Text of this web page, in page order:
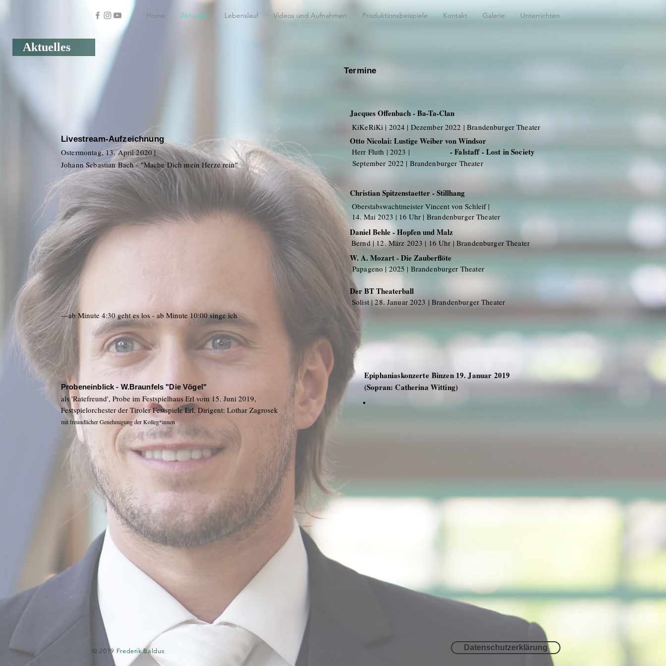
Home Aktuelles Lebenslauf Videos und Aufnahmen Produktionsbeispiele Kontakt Galerie Unterrichten
Aktuelles
Livestream-Aufzeichnung
Ostermontag, 13. April 2020 |
Johann Sebastian Bach - "Mache Dich mein Herze rein"
---ab Minute 4:30 geht es los - ab Minute 10:00 singe ich
Probeneinblick - W.Braunfels "Die Vögel"
als 'Ratefreund', Probe im Festspielhaus Erl vom 15. Juni 2019,
Festspielorchester der Tiroler Festspiele Erl, Dirigent: Lothar Zagrosek
mit freundlicher Genehmigung der Kolleg*innen
Termine
Jacques Offenbach - Ba-Ta-Clan
KiKeRiKi | 2024 | Dezember 2022 | Brandenburger Theater
Otto Nicolai: Lustige Weiber von Windsor
Herr Fluth | 2023 | - Falstaff - Lost in Society
September 2022 | Brandenburger Theater
Christian Spitzenstaetter - Stillhang
Oberstabswachtmeister Vincent von Schleif |
14. Mai 2023 | 16 Uhr | Brandenburger Theater
Daniel Behle - Hopfen und Malz
Bernd | 12. März 2023 | 16 Uhr | Brandenburger Theater
W. A. Mozart - Die Zauberflöte
Papageno | 2025 | Brandenburger Theater
Der BT Theaterball
Solist | 28. Januar 2023 | Brandenburger Theater
Epiphaniaskonzerte Binzen 19. Januar 2019
(Sopran: Catherina Witting)
© 2019 Frederik Baldus Datenschutzerklärung